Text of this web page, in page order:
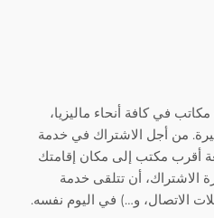
في كافة أنحاء ماليزيا،
من أجل الاشتراك في خدمة
أقرب مكتب إلى مكان إقامتك
الاشتراك، أن تتلقى خدمة
الاتصال، و…) في اليوم نفسه.